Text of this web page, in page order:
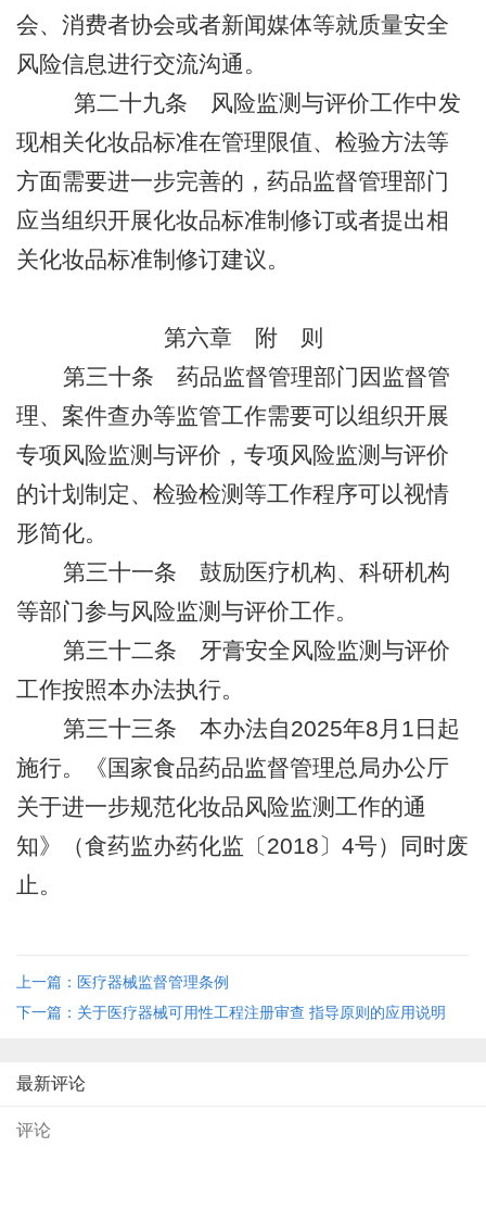
会、消费者协会或者新闻媒体等就质量安全
风险信息进行交流沟通。
第二十九条
风险监测与评价工作中发
现相关化妆品标准在管理限值、检验方法等
方面需要进一步完善的，药品监督管理部门
应当组织开展化妆品标准制修订或者提出相
关化妆品标准制修订建议。
第六章 附 则
第三十条 药品监督管理部门因监督管
理、案件查办等监管工作需要可以组织开展
专项风险监测与评价，专项风险监测与评价
的计划制定、检验检测等工作程序可以视情
形简化。
第三十一条 鼓励医疗机构、科研机构
等部门参与风险监测与评价工作。
第三十二条 牙膏安全风险监测与评价
工作按照本办法执行。
第三十三条 本办法自2025年8 月 1 日起
施行。《国家食品药品监督管理总局办公厅
关于进一步规范化妆品风险监测工作的通
知》（食药监办药化监〔2018〕 4号）同时废
止。
上一篇：医疗器械监督管理条例
下一篇：关于医疗器械可用性工程注册审查 指导原则的应用说明
最新评论